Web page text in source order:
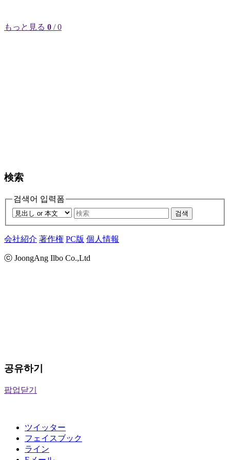
もっと見る 0 / 0
検索
검색어 입력폼
검색
会社紹介 著作権 PC版 個人情報
ⓒ JoongAng Ilbo Co.,Ltd
공유하기
팝업닫기
ツイッター
フェイスブック
ライン